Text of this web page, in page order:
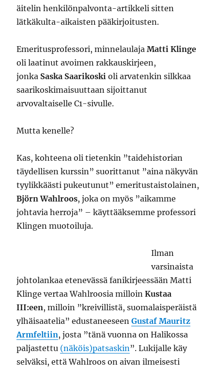
äitelin henkilönpalvonta-artikkeli sitten
lätkäkulta-aikaisten pääkirjoitusten.
Emeritusprofessori, minnelaulajaMatti Klinge
oli laatinut avoimen rakkauskirjeen,
jonka Saska Saarikoski oli arvatenkin silkkaa
saarikoskimaisuuttaan sijoittanut
arvovaltaiselle C1-sivulle.
Mutta kenelle?
Kas, kohteena oli tietenkin ”taidehistorian
täydellisen kurssin” suorittanut ”aina näkyvän
tyylikkäästi pukeutunut” emeritustaistolainen,
Björn Wahlroos, joka on myös ”aikamme
johtavia herroja” – käyttääksemme professori
Klingen muotoiluja.
Ilman
varsinaista
johtolankaa etenevässä fanikirjeessään Matti
Klinge vertaa Wahlroosia milloinKustaa
III:een, milloin ”kreivillistä, suomalaisperäistä
ylhäisaatelia” edustaneeseenGustaf Mauritz
Armfeltiin, josta ”tänä vuonna on Halikossa
paljastettu (näköis)patsaskin”. Lukijalle käy
selväksi, että Wahlroos on aivan ilmeisesti